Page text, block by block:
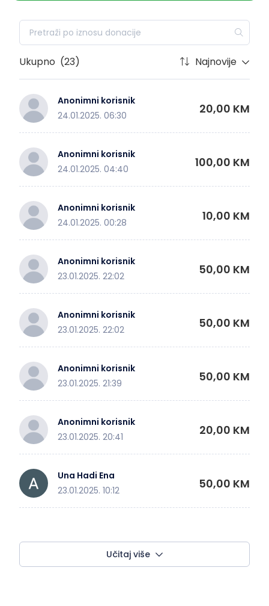
Ukupno (23) Najnovije
Anonimni korisnik
24.01.2025. 06:30
20,00 KM
Anonimni korisnik
24.01.2025. 04:40
100,00 KM
Anonimni korisnik
24.01.2025. 00:28
10,00 KM
Anonimni korisnik
23.01.2025. 22:02
50,00 KM
Anonimni korisnik
23.01.2025. 22:02
50,00 KM
Anonimni korisnik
23.01.2025. 21:39
50,00 KM
Anonimni korisnik
23.01.2025. 20:41
20,00 KM
Una Hadi Ena
23.01.2025. 10:12
50,00 KM
Učitaj više